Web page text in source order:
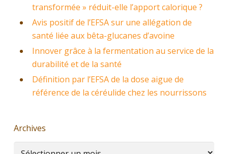
transformée » réduit-elle l’apport calorique ?
Avis positif de l’EFSA sur une allégation de
santé liée aux bêta-glucanes d’avoine
Innover grâce à la fermentation au service de la
durabilité et de la santé
Définition par l’EFSA de la dose aigue de
référence de la céréulide chez les nourrissons
Archives
Archives